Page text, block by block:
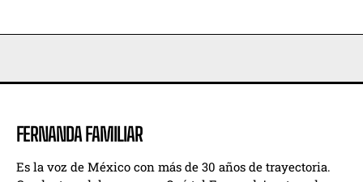
FERNANDA FAMILIAR
Es la voz de México con más de 30 años de trayectoria.